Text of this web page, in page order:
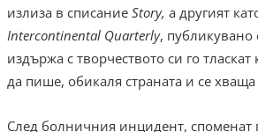
излиза в списание Story, а другият
Intercontinental Quarterly, публикувано
издържа с творчеството си го тласкат
да пише, обикаля страната и се
След болничния инцидент, споменат